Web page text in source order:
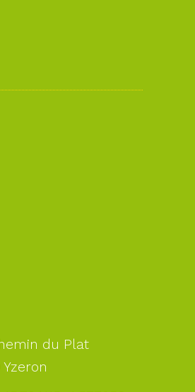
du Plat
Yzeron